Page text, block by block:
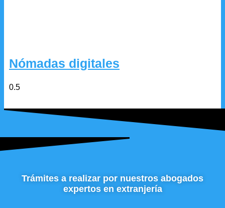
Nómadas digitales
Trámites a realizar por nuestros abogados
expertos en extranjería